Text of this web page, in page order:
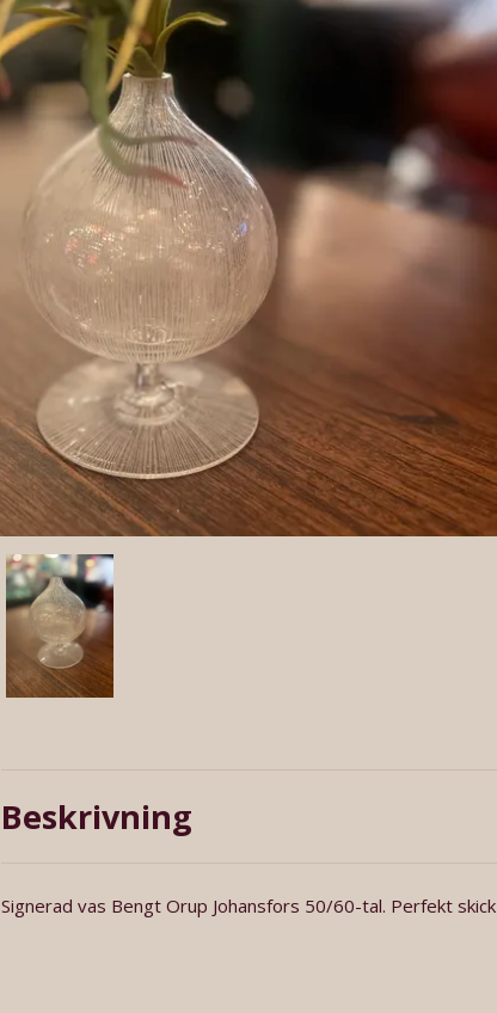
Beskrivning
Signerad vas Bengt Orup Johansfors 50/60-tal. Perfekt skick